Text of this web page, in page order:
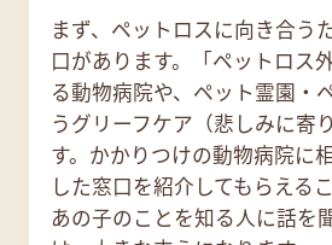
まず、ペットロスに向き合う
口があります。「ペットロス
る動物病院や、ペット霊園・
うグリーフケア（悲しみに寄
す。かかりつけの動物病院に
した窓口を紹介してもらえる
あの子のことを知る人に話を